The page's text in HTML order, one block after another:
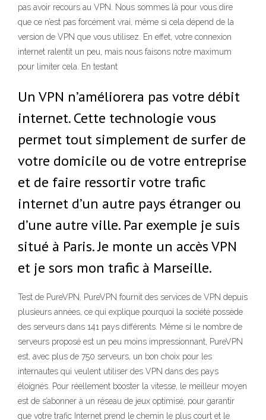
pas avoir recours au VPN. Nous sommes là pour vous dire
que ce n’est pas forcément vrai, même si cela dépend de la
version de VPN que vous utilisez. En effet, votre connexion
internet ralentit un peu, mais nous faisons notre maximum
pour limiter cela. En testant
Un VPN n’améliorera pas votre débit
internet. Cette technologie vous
permet tout simplement de surfer de
votre domicile ou de votre entreprise
et de faire ressortir votre trafic
internet d’un autre pays étranger ou
d’une autre ville. Par exemple je suis
situé à Paris. Je monte un accès VPN
et je sors mon trafic à Marseille.
Test de PureVPN. PureVPN fournit des services de VPN depuis
plusieurs années, ce qui explique pourquoi la société possède
des serveurs dans 141 pays différents. Même si le nombre de
serveurs proposé est un peu moins impressionnant, PureVPN
est, avec plus de 750 serveurs, un bon choix pour les
internautes qui veulent utiliser des VPN dans des pays
éloignés. Pour réellement booster la vitesse, le meilleur moyen
est de s’abonner à un réseau de jeux optimisé, pour garantir
que votre trafic Internet prend le chemin le plus court et le